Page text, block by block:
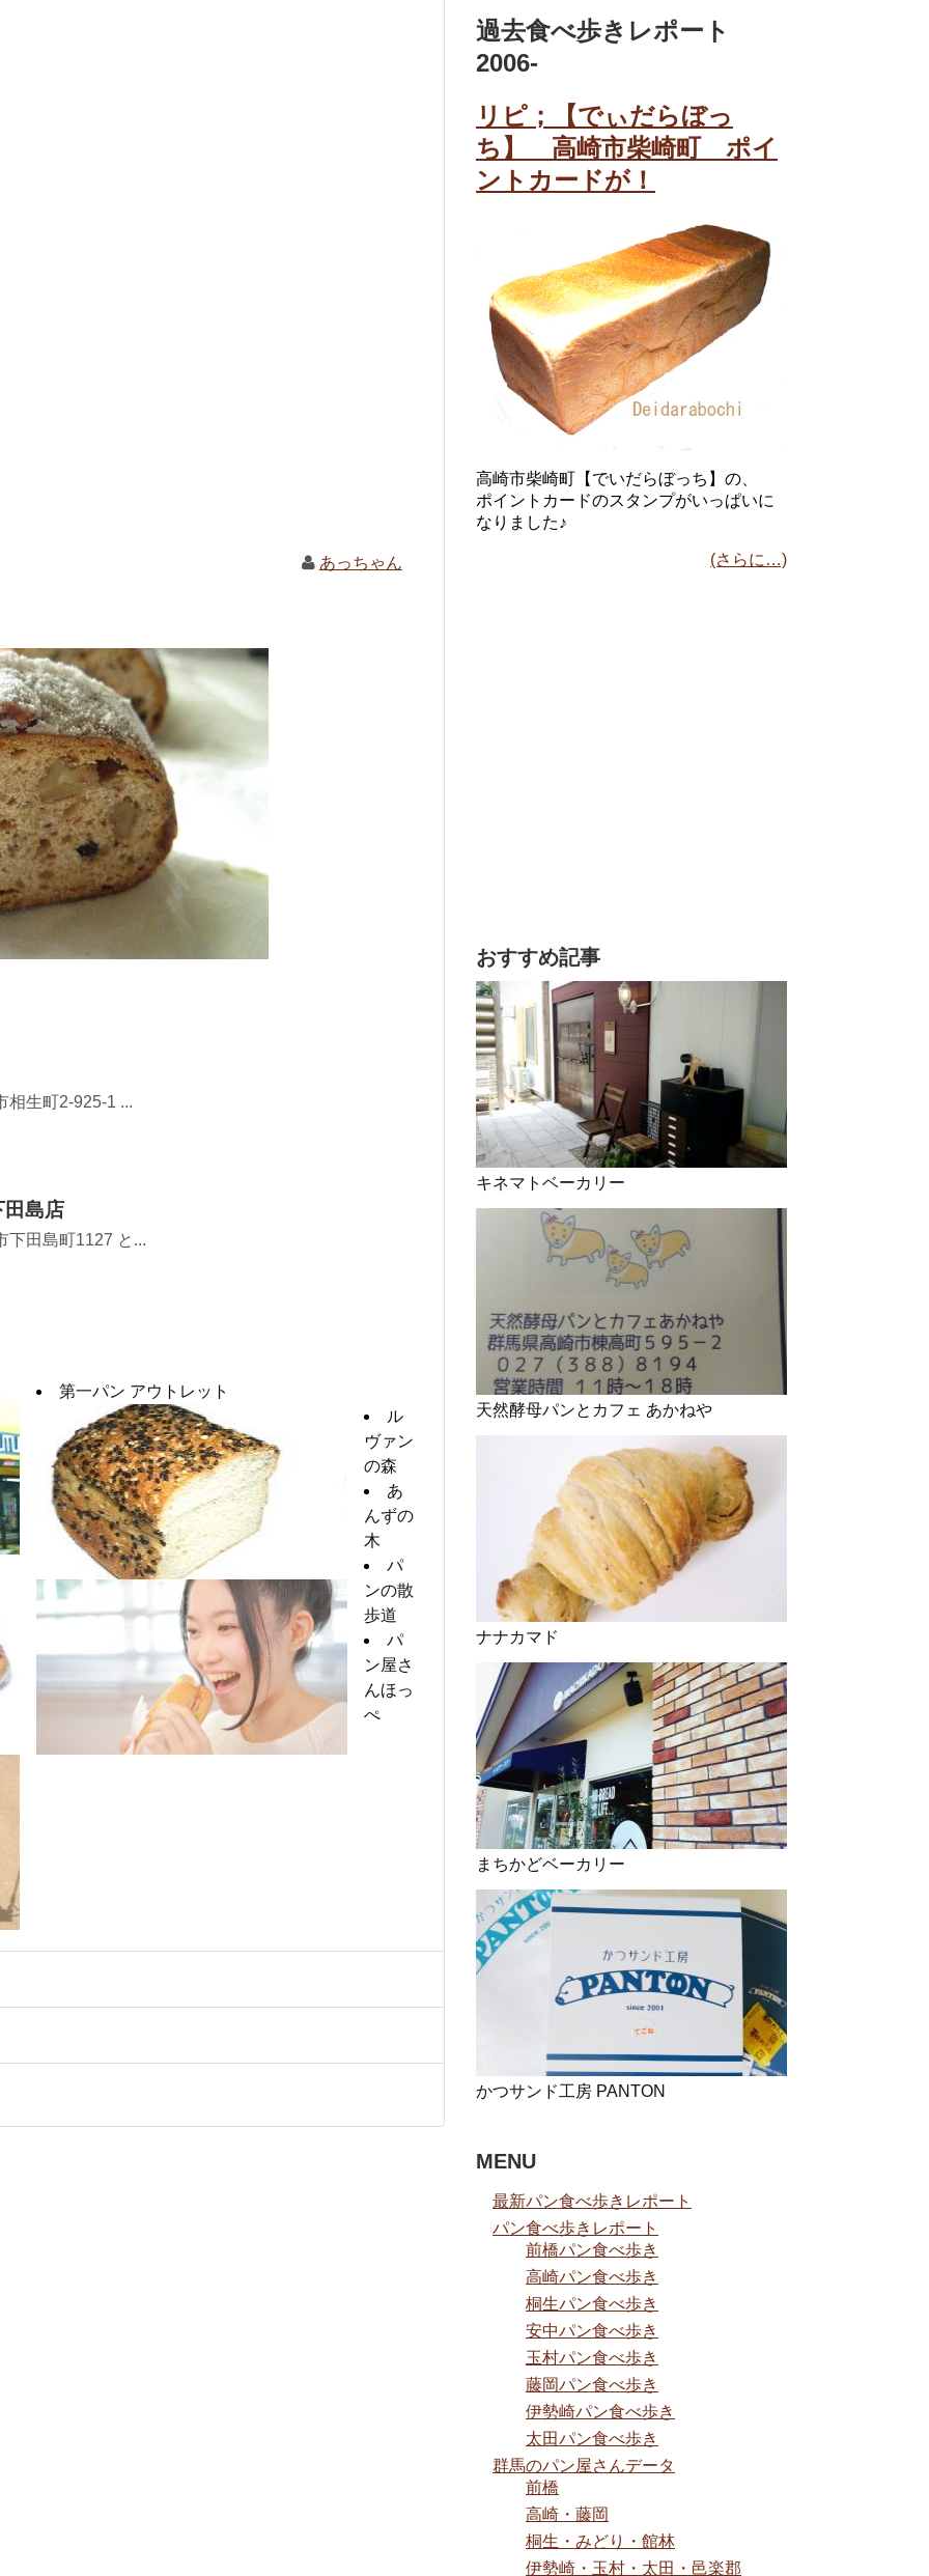
あっちゃん
生町2-925-1 ...
田島店
下田島町1127 と...
第一パン アウトレット
ル
ヴァン
の森
あ
んずの
木
パ
ンの散
歩道
パ
ン屋さ
んほっ
ぺ
過去食べ歩きレポート
2006-
リピ；【でぃだらぼっ
ち】 高崎市柴崎町 ポイ
ントカードが！
高崎市柴崎町【でいだらぼっち】の、
ポイントカードのスタンプがいっぱいに
なりました♪
(さらに…)
おすすめ記事
キネマトベーカリー
天然酵母パンとカフェ あかねや
ナナカマド
まちかどベーカリー
かつサンド工房 PANTON
MENU
最新パン食べ歩きレポート
パン食べ歩きレポート
前橋パン食べ歩き
高崎パン食べ歩き
桐生パン食べ歩き
安中パン食べ歩き
玉村パン食べ歩き
藤岡パン食べ歩き
伊勢崎パン食べ歩き
太田パン食べ歩き
群馬のパン屋さんデータ
前橋
高崎・藤岡
桐生・みどり・館林
伊勢崎・玉村・太田・邑楽郡